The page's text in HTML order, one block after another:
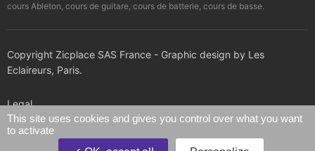
cours Ableton, cours de guitare, cours de batterie, cours de basse.
Copyright Zicplace SAS France - Graphic design by Les
Eclaireurs, Paris.
Legal
Confidentiality policy
This site uses cookies and gives you control over what you want
to activate